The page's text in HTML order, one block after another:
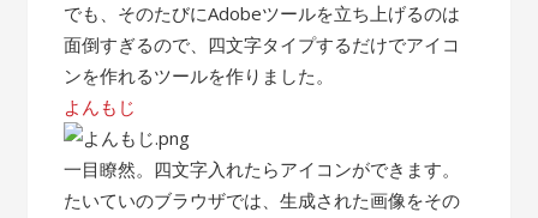
でも、そのたびにAdobeツールを立ち上げるのは
面倒すぎるので、四文字タイプするだけでアイコ
ンを作れるツールを作りました。
よんもじ
一目瞭然。四文字入れたらアイコンができます。
たいていのブラウザでは、生成された画像をその